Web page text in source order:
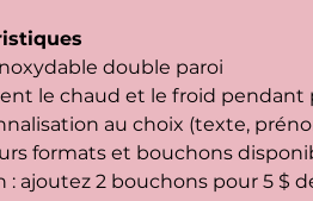
double paroi
le chaud et le froid pendant
au choix (texte,
formats et bouchons
: ajoutez 2 bouchons pour 5 $